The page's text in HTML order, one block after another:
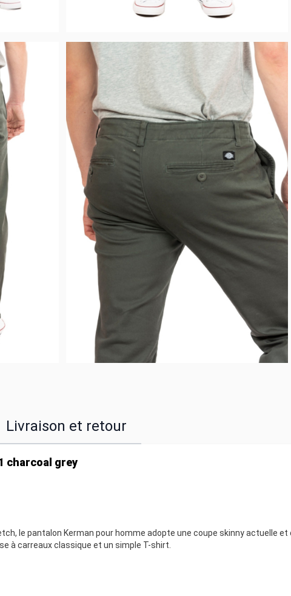
Livraison et retour
charcoal grey
le pantalon Kerman pour homme adopte une coupe skinny actuelle et
à carreaux classique et un simple T-shirt.